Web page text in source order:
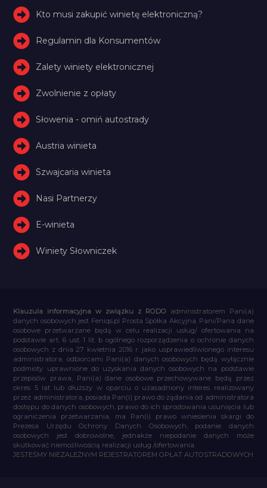
Kto musi zakupić winietę elektroniczną?
Regulamin dla Konsumentów
Zalety winiety elektronicznej
Zwolnienie z opłaty
Słowenia - omiń autostrady
Austria winieta
Szwajcaria winieta
Nasi Partnerzy
E-winieta
Winiety Słowniczek
Klauzula informacyjna w związku z RODO administratorem Pani(a)
danych osobowych jest Feniqs.pl Prosta Spółka Akcyjna. Pani/Pana dane
osobowe przetwarzane będą w celu realizacji usług/ ofertowania na
podstawie art. 6 ust. 1 lit. b ogólnego rozporządzenia o ochronie danych
osobowych z dnia 27 kwietnia 2016 r. jako usprawiedliwionego interesu
administratora, odbiorcami Pani(a) danych osobowych będą wyłącznie
podmioty uprawnione do uzyskania danych osobowych na podstawie
przepisów prawa, Pani(a) dane osobowe przechowywane będą przez
okres 5 lat lub dłuższy w oparciu o uzasadniony interes realizowany
przez administratora, posiada Pan(i) prawo do żądania od administratora
dostępu do danych osobowych, prawo do ich sprostowania usunięcia lub
ograniczenia przetwarzania, ma Pan(i) prawo wniesienia skargi do
Prezesa Urzędu Ochrony Danych Osobowych, podanie danych
osobowych jest dobrowolne, jednakże niepodanie danych może
skutkować niemożliwością realizacji usług /ofertowania.
JESTEŚMY NIEZALEŻNYM REJESTRATOREM OPŁAT AUTOSTRADOWYCH